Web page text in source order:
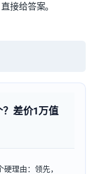
接给答案。
差价1万值
理由：领先，